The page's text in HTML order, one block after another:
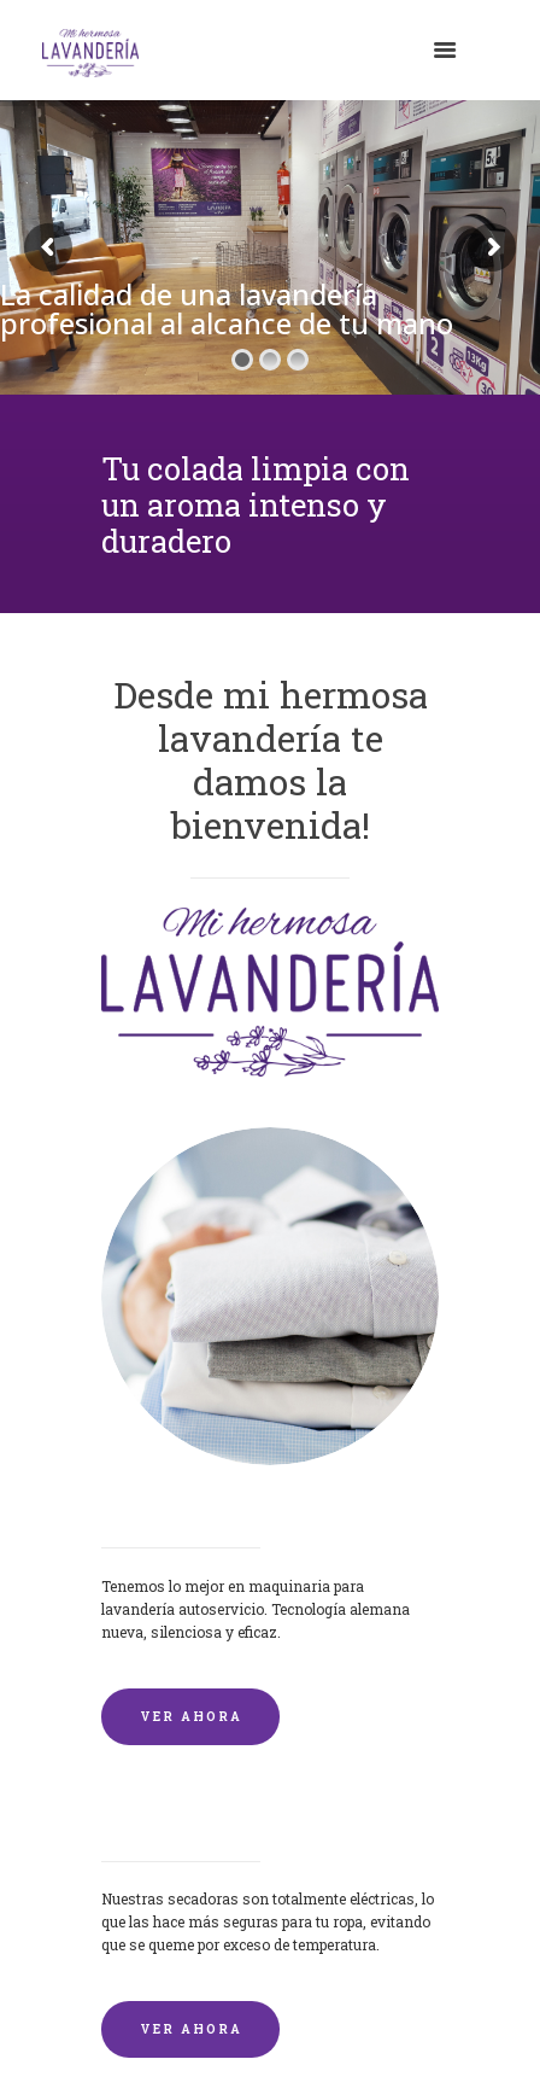
La calidad de una lavandería
profesional al alcance de tu mano
Tu colada limpia con
un aroma intenso y
duradero
Desde mi hermosa
lavandería te
damos la
bienvenida!
Tenemos lo mejor en maquinaria para
lavandería autoservicio. Tecnología alemana
nueva, silenciosa y eficaz.
VER AHORA
Nuestras secadoras son totalmente eléctricas, lo
que las hace más seguras para tu ropa, evitando
que se queme por exceso de temperatura.
VER AHORA